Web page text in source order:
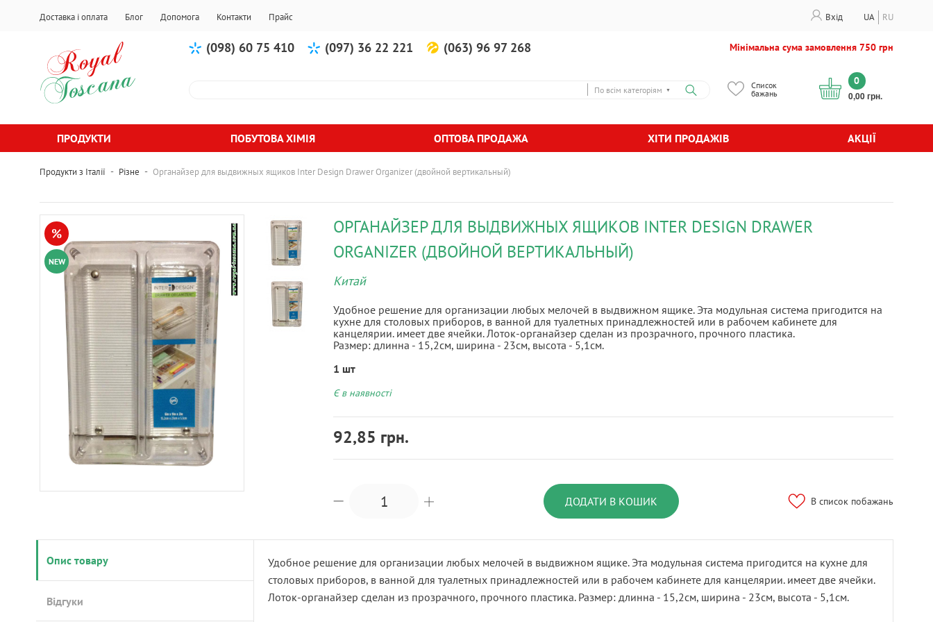
Доставка і оплата Блог Допомога Контакти Прайс Вхід RU
UA
(098) 60 75 410 (097) 36 22 221 (063) 96 97 268 Мінімальна сума замовлення 750 грн
По всім категоріям ▼
Список
бажань
0
0,00 грн.
ПРОДУКТИ ПОБУТОВА ХІМІЯ ОПТОВА ПРОДАЖА ХІТИ ПРОДАЖІВ АКЦІЇ
Продукти з Італії - Різне - Органайзер для выдвижных ящиков Inter Design Drawer Organizer (двойной вертикальный)
NEW
%
ОРГАНАЙЗЕР ДЛЯ ВЫДВИЖНЫХ ЯЩИКОВ INTER DESIGN DRAWER
ORGANIZER (ДВОЙНОЙ ВЕРТИКАЛЬНЫЙ)
Китай
Удобное решение для организации любых мелочей в выдвижном ящике. Эта модульная система пригодится на
кухне для столовых приборов, в ванной для туалетных принадлежностей или в рабочем кабинете для
канцелярии. имеет две ячейки. Лоток-органайзер сделан из прозрачного, прочного пластика.
Размер: длинна - 15,2см, ширина - 23см, высота - 5,1см.
1 шт
Є в наявності
92,85 грн.
ДОДАТИ В КОШИК В список побажань
Опис товару
Відгуки
Удобное решение для организации любых мелочей в выдвижном ящике. Эта модульная система пригодится на кухне для
столовых приборов, в ванной для туалетных принадлежностей или в рабочем кабинете для канцелярии. имеет две ячейки.
Лоток-органайзер сделан из прозрачного, прочного пластика. Размер: длинна - 15,2см, ширина - 23см, высота - 5,1см.